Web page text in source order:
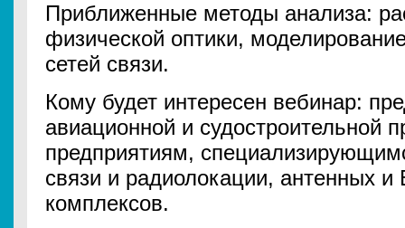
Приближенные методы анализа:
физической оптики,
сетей связи.
Кому будет интересен вебинар:
авиационной и судостроительной
предприятиям,
связи и радиолокации, антенных
комплексов.